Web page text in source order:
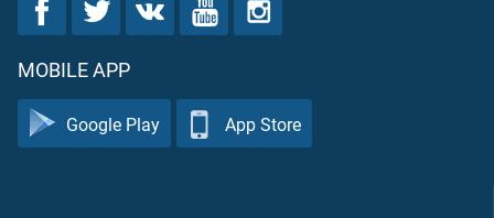
MOBILE APP
Google Play App Store